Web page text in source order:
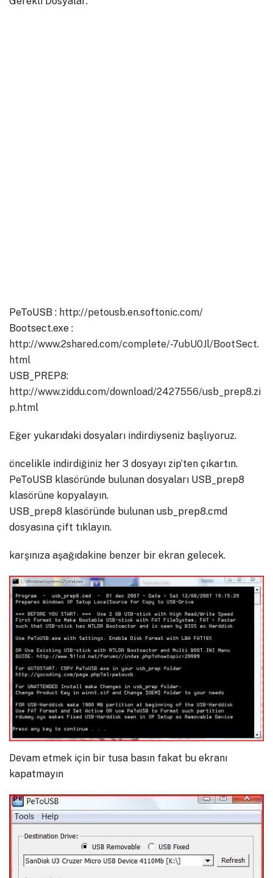
PeToUSB : http://petousb.en.softonic.com/
Bootsect.exe :
http://www.2shared.com/complete/-7ubU0Jl/BootSect.
html
USB_PREP8:
http://www.ziddu.com/download/2427556/usb_prep8.zi
p.html
Eğer yukarıdaki dosyaları indirdiyseniz başlıyoruz.
öncelikle indirdiğiniz her 3 dosyayı zip’ten çıkartın.
PeToUSB klasöründe bulunan dosyaları USB_prep8
klasörüne kopyalayın.
USB_prep8 klasöründe bulunan usb_prep8.cmd
dosyasına çift tıklayın.
karşınıza aşağıdakine benzer bir ekran gelecek.
Devam etmek için bir tusa basın fakat bu ekranı
kapatmayın